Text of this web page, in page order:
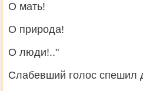
О мать!
О природа!
О люди!.."
Слабевший голос спешил